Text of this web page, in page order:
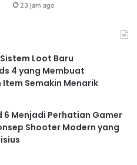
23 jam ago
Loot Baru
4 yang Membuat
Item Semakin Menarik
Menjadi Perhatian Gamer
Shooter Modern yang